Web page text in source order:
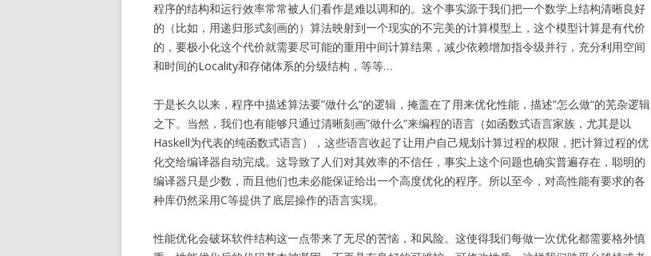
程序的结构和运行效率常常被人们看作是难以调和的。这个事实源于我们把一个数学上结构清晰良好
的（比如，用递归形式刻画的）算法映射到一个现实的不完美的计算模型上，这个模型计算是有代价
的，要极小化这个代价就需要尽可能的重用中间计算结果，减少依赖增加指令级并行，充分利用空间
和时间的Locality和存储体系的分级结构，等等…
于是长久以来，程序中描述算法要”做什么“的逻辑，掩盖在了用来优化性能，描述”怎么做“的芜杂逻辑
之下。当然，我们也有能够只通过清晰刻画”做什么“来编程的语言（如函数式语言家族，尤其是以
Haskell为代表的纯函数式语言），这些语言收起了让用户自己规划计算过程的权限，把计算过程的优
化交给编译器自动完成。这导致了人们对其效率的不信任，事实上这个问题也确实普遍存在，聪明的
编译器只是少数，而且他们也未必能保证给出一个高度优化的程序。所以至今，对高性能有要求的各
种库仍然采用C等提供了底层操作的语言实现。
性能优化会破坏软件结构这一点带来了无尽的苦恼，和风险。这使得我们每做一次优化都需要格外慎